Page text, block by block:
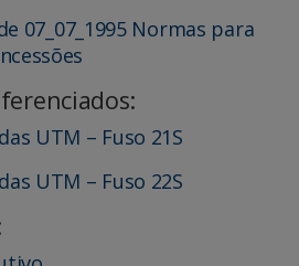
07_07_1995 Normas para
UTM – Fuso 21S
UTM – Fuso 22S